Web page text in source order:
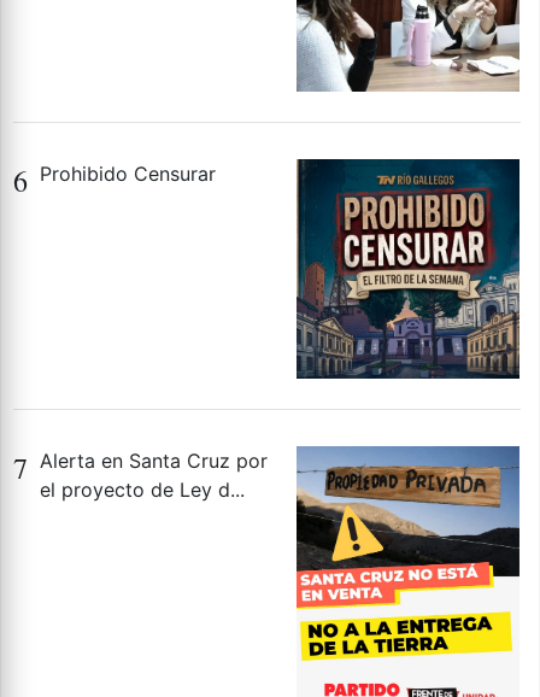
6 Prohibido Censurar
7 Alerta en Santa Cruz por
el proyecto de Ley d...